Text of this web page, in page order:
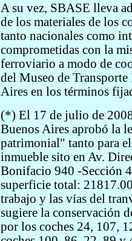
A su vez, SBASE lleva
de los materiales de los
tanto nacionales como
comprometidas con la
ferroviario a modo de
del Museo de
Aires en los términos
(*) El 17 de julio de
Buenos Aires aprobó la
patrimonial" tanto para
inmueble sito en Av.
Bonifacio 940 -Sección
superficie total:
trabajo y las vías del
sugiere la conservación
por los coches 24, 107,